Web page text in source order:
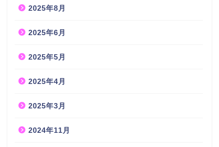
2025年8月
2025年6月
2025年5月
2025年4月
2025年3月
2024年11月